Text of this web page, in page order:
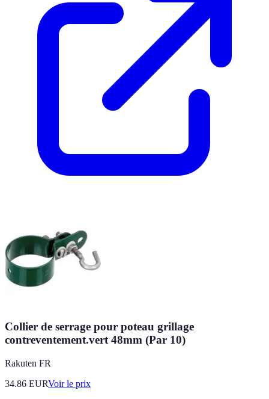
Collier de serrage pour poteau grillage
contreventement.vert 48mm (Par 10)
Rakuten FR
34.86 EURVoir le prix